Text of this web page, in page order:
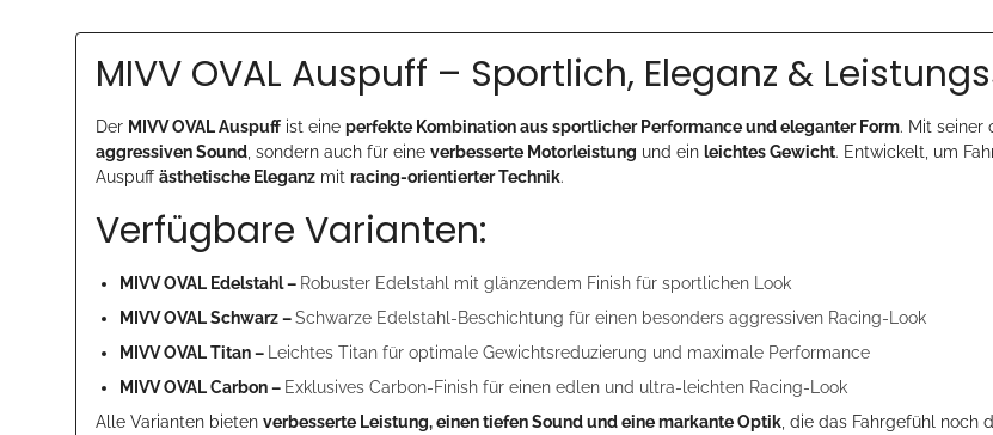
MIVV OVAL Auspuff – Sportlich, Eleganz &
Der MIVV OVAL Auspuff ist eine perfekte Kombination aus sportlicher Performance und eleganter Form. Mit seiner
aggressiven Sound , sondern auch für eine verbesserte Motorleistung und ein leichtes Gewicht. Entwickelt, um
Auspuffästhetische Eleganz mit racing-orientierter Technik.
Verfügbare Varianten:
MIVV OVAL Edelstahl – Robuster Edelstahl mit glänzendem Finish für sportlichen Look
MIVV OVAL Schwarz –Schwarze Edelstahl-Beschichtung für einen besonders aggressiven Racing-Look
MIVV OVAL Titan – Leichtes Titan für optimale Gewichtsreduzierung und maximale Performance
MIVV OVAL Carbon – Exklusives Carbon-Finish für einen edlen und ultra-leichten Racing-Look
Alle Varianten bieten verbesserte Leistung, einen tiefen Sound und eine markante Optik , die das Fahrgefühl